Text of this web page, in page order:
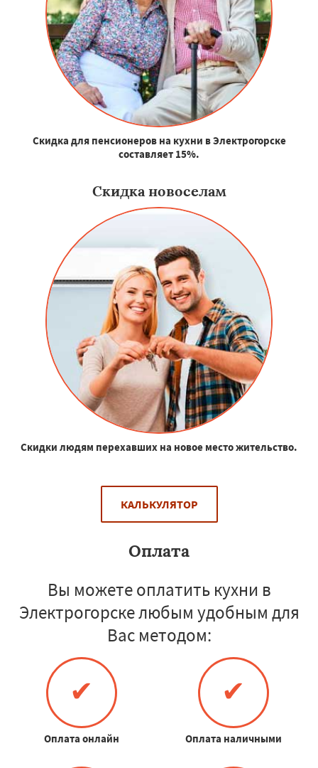
Скидка для пенсионеров на кухни в Электрогорске
составляет 15%.
Скидка новоселам
Скидки людям перехавших на новое место жительство.
КАЛЬКУЛЯТОР
Оплата
Вы можете оплатить кухни в
Электрогорске любым удобным для
Вас методом:
✔
Оплата онлайн
✔
Оплата наличными